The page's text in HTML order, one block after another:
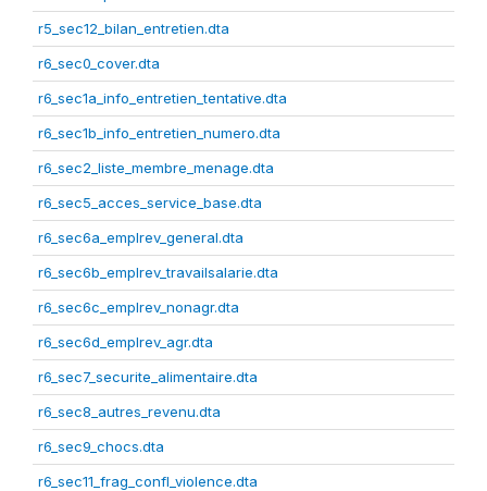
r5_sec12_bilan_entretien.dta
r6_sec0_cover.dta
r6_sec1a_info_entretien_tentative.dta
r6_sec1b_info_entretien_numero.dta
r6_sec2_liste_membre_menage.dta
r6_sec5_acces_service_base.dta
r6_sec6a_emplrev_general.dta
r6_sec6b_emplrev_travailsalarie.dta
r6_sec6c_emplrev_nonagr.dta
r6_sec6d_emplrev_agr.dta
r6_sec7_securite_alimentaire.dta
r6_sec8_autres_revenu.dta
r6_sec9_chocs.dta
r6_sec11_frag_confl_violence.dta